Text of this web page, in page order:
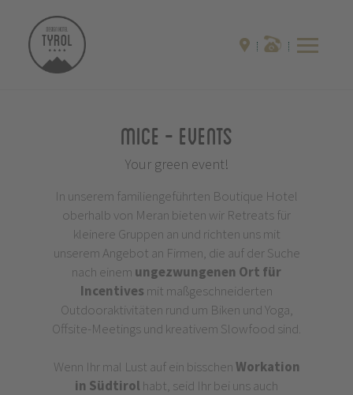
MICE - Events
Your green event!
In unserem familiengeführten Boutique Hotel
oberhalb von Meran bieten wir Retreats für
kleinere Gruppen an und richten uns mit
unserem Angebot an Firmen, die auf der Suche
nach einem ungezwungenen Ort für
Incentives mit maßgeschneiderten
Outdooraktivitäten rund um Biken und Yoga,
Offsite-Meetings und kreativem Slowfood sind.
Wenn Ihr mal Lust auf ein bisschenWorkation
in Südtirol habt, seid Ihr bei uns auch